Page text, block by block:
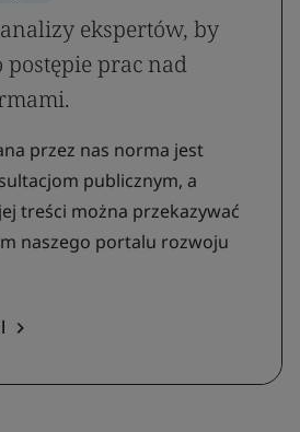
ekspertów, by
prac nad
przez nas norma jest
publicznym, a
treści można przekazywać
naszego portalu rozwoju